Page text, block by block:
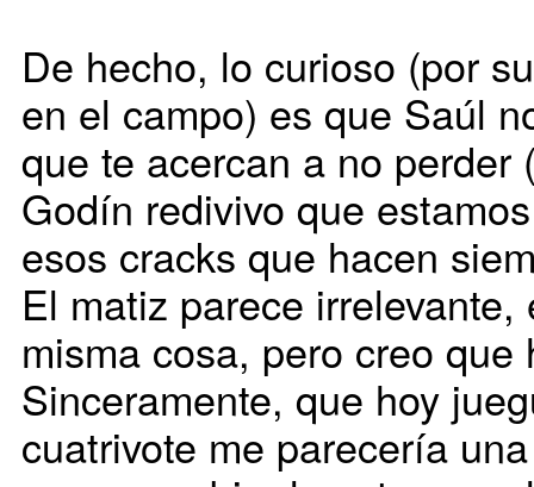
De hecho, lo curioso (por
en el campo) es que Saúl
que te acercan a no perder
Godín redivivo que
esos cracks que hacen
El matiz parece
misma cosa, pero creo
Sinceramente, que hoy
cuatrivote me parecería